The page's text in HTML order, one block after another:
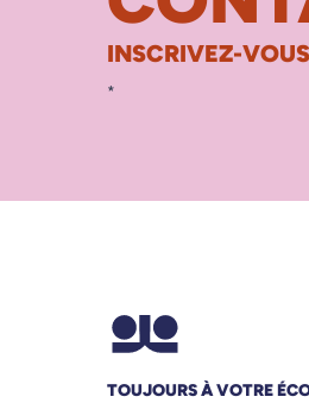
INSCRIVEZ-
*
TOUJOURS À VOTRE